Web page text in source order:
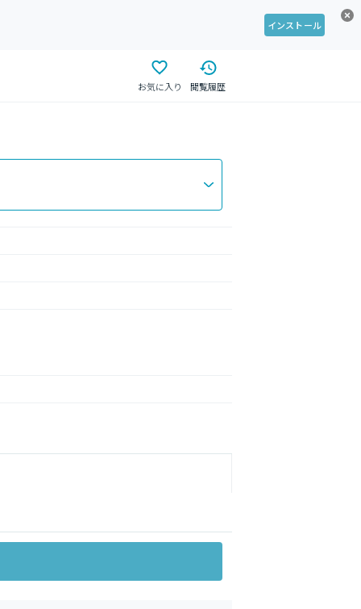
インストール
お気に入り 閲覧履歴